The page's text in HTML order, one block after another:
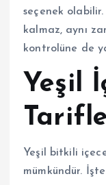
seçenek olabilir.
kalmaz, aynı
kontrolüne de
Yeşil
Yeşil bitkili
mümkündür.